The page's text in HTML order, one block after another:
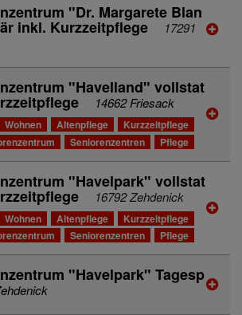
"Dr. Margarete Blan
inkl. Kurzzeitpflege
17291
"Havelland" vollstat
14662 Friesack
Wohnen Altenpflege
Kurzzeitpflege
Seniorenzentren Pflege
"Havelpark" vollstat
16792 Zehdenick
Wohnen Altenpflege
Kurzzeitpflege
Seniorenzentren Pflege
"Havelpark" Tagesp